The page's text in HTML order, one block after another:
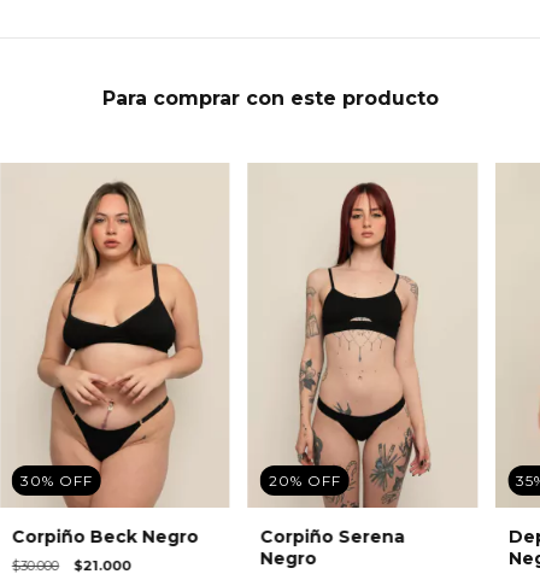
Para comprar con este producto
30% OFF
Corpiño Beck Negro
$30.000 $21.000
20% OFF
Corpiño Serena
Negro
35